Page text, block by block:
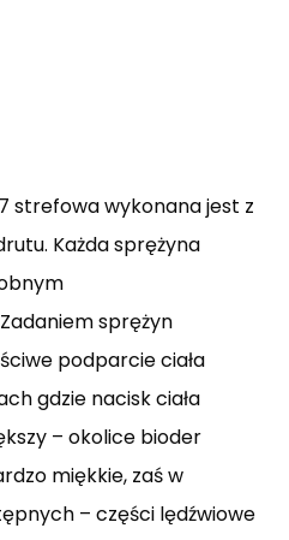
strefowa wykonana jest z
Każda sprężyna
sprężyn
podparcie ciała
gdzie nacisk ciała
– okolice bioder
miękkie, zaś w
– części lędźwiowe